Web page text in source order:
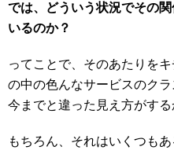
では、どういう状況でその
いるのか？
ってことで、そのあたりを
の中の色んなサービスのク
今までと違った見え方がする
もちろん、それはいくつも